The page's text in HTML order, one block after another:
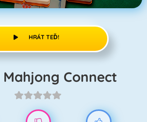
HRÁT TEĎ!
Mahjong Connect